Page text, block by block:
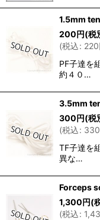
1.5mm
200円(税
(税込: 220
PF子達を
約４０…
3.5mm
300円(税
(税込: 330
TF子達を
異な…
Forceps
1,300円(
(税込: